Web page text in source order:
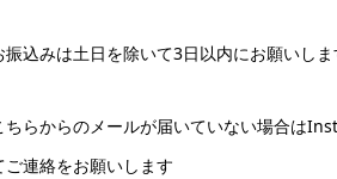
振込みは土日を除いて3日以内にお願いしま
ちらからのメールが届いていない場合は
ご連絡をお願いします